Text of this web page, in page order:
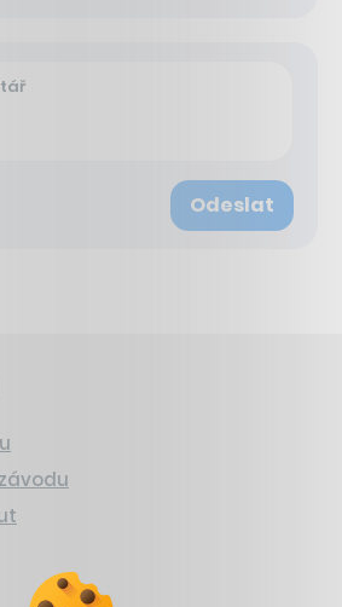
Odeslat